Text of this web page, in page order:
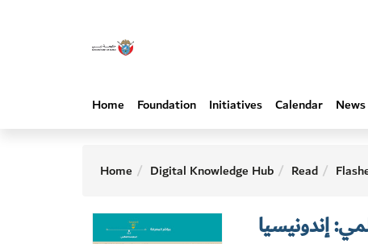
Home Foundation Initiatives Calendar News
Home Digital Knowledge Hub Read
إندونيسيا